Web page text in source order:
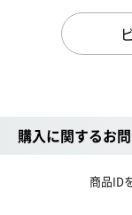
購入に関するお
商品ID